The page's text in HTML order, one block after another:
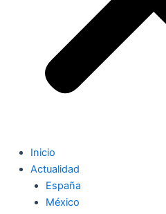
Inicio
Actualidad
España
México